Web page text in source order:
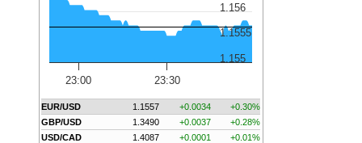
23:00 23:30
1.155
1.1555
1.156
EUR/USD 1.1557 +0.0034
+0.30%
GBP/USD
1.3490 +0.0037
+0.28%
USD/CAD
1.4087 +0.0001
+0.01%